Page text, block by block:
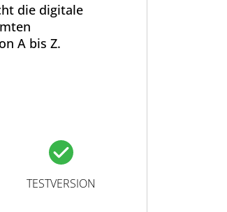
die digitale
A bis Z.
TESTVERSION